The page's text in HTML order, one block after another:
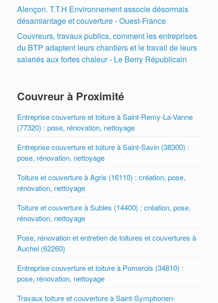
Alençon. T.T.H Environnement associe désormais
désamiantage et couverture - Ouest-France
Couvreurs, travaux publics, comment les entreprises
du BTP adaptent leurs chantiers et le travail de leurs
salariés aux fortes chaleur - Le Berry Républicain
Couvreur à Proximité
Entreprise couverture et toiture à Saint-Remy-La-Vanne
(77320) : pose, rénovation, nettoyage
Entreprise couverture et toiture à Saint-Savin (38300) :
pose, rénovation, nettoyage
Toiture et couverture à Agris (16110) : création, pose,
rénovation, nettoyage
Toiture et couverture à Subles (14400) : création, pose,
rénovation, nettoyage
Pose, rénovation et entretien de toitures et couvertures à
Auchel (62260)
Entreprise couverture et toiture à Pomerols (34810) :
pose, rénovation, nettoyage
Travaux toiture et couverture à Saint-Symphorien-